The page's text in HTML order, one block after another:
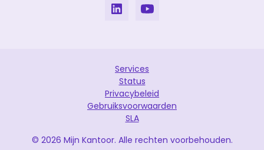
© 2026 Mijn Kantoor. Alle rechten voorbehouden.
Services
Status
Privacybeleid
Gebruiksvoorwaarden
SLA